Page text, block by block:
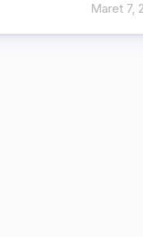
Maret 7,